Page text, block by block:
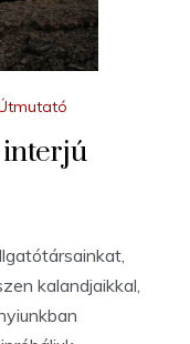
interjú
kalandjaikkal,